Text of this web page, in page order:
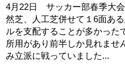
4月22日 サッカー部春季大
然芝、人工芝併せて１6面あ
ルを支配することが多かった
所用があり前半しか見れませ
み立派に戦っていました...